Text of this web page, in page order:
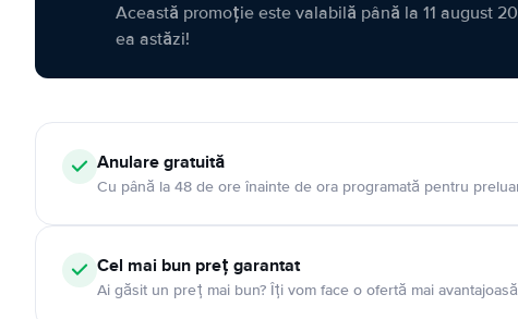
Această promoție este valabilă până la 11 august
ea astăzi!
Anulare gratuită
Cu până la 48 de ore înainte de ora programată pentru
Cel mai bun preț garantat
Ai găsit un preț mai bun? Îți vom face o ofertă mai